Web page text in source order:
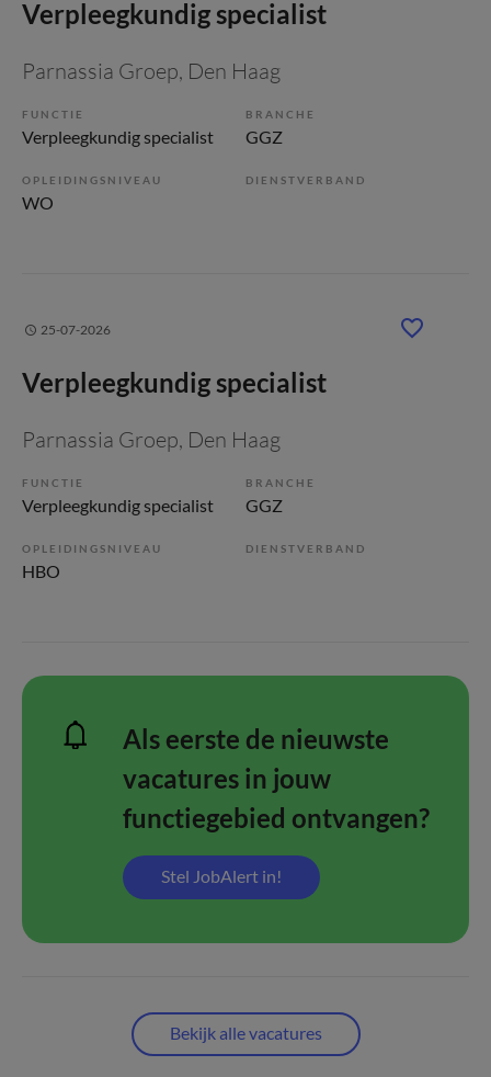
Verpleegkundig specialist
Parnassia Groep, Den Haag
FUNCTIE
Verpleegkundig specialist
BRANCHE
GGZ
OPLEIDINGSNIVEAU
WO
DIENSTVERBAND
25-07-2026
Verpleegkundig specialist
Parnassia Groep, Den Haag
FUNCTIE
Verpleegkundig specialist
BRANCHE
GGZ
OPLEIDINGSNIVEAU
HBO
DIENSTVERBAND
Als eerste de nieuwste
vacatures in jouw
functiegebied ontvangen?
Stel JobAlert in!
Bekijk alle vacatures